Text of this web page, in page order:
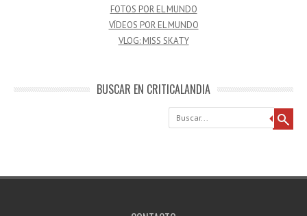
FOTOS POR EL MUNDO
VÍDEOS POR EL MUNDO
VLOG: MISS SKATY
BUSCAR EN CRITICALANDIA
Buscar